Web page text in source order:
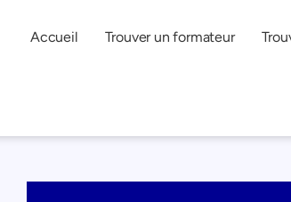
Accueil Trouver un formateur